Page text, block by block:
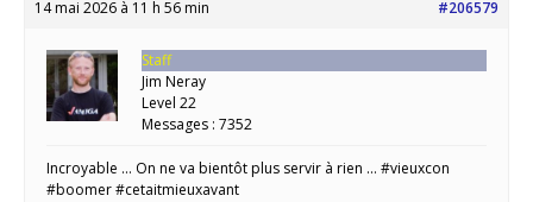
14 mai 2026 à 11 h 56 min #206579
Staff
Jim Neray
Level 22
Messages : 7352
Incroyable … On ne va bientôt plus servir à rien … #vieuxcon
#boomer #cetaitmieuxavant